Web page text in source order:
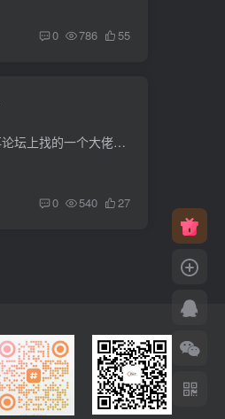
0 786 55
最近vx不是好多低版本吗，再论坛上找的一个大佬的例子，但是这个修改完，好像有点小问题，就是群聊什么的会少人，应该是因为大佬改的是所有相似内存导致的问题，这个我又找了好多资料然后请教大...
0 540 27